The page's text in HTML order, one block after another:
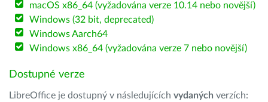
macOS x86_64 (vyžadována verze 10.14 nebo novější)
Windows (32 bit, deprecated)
Windows Aarch64
Windows x86_64 (vyžadována verze 7 nebo novější)
Dostupné verze
LibreOffice je dostupný v následujících vydaných verzích: